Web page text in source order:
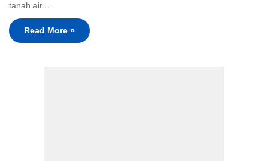
tanah air.…
Read More »